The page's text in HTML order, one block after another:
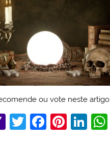
ou vote neste artigo
Y
T
F
Pi Li